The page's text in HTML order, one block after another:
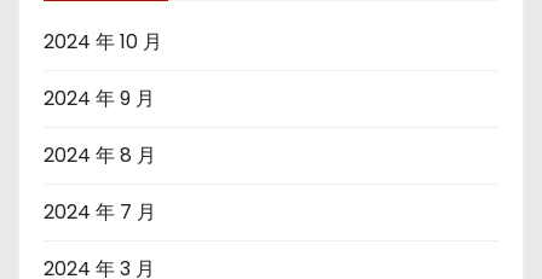
2024 年 10 月
2024 年 9 月
2024 年 8 月
2024 年 7 月
2024 年 3 月